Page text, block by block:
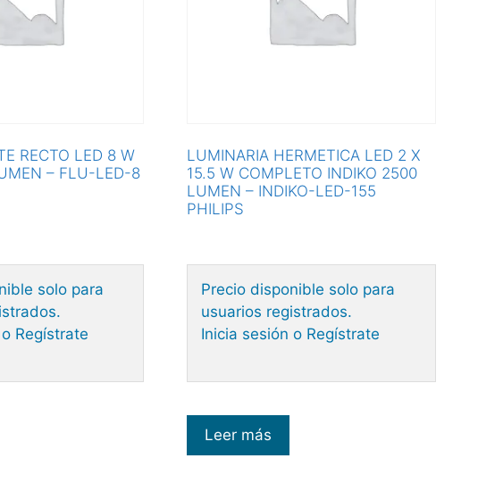
RECTO LED 8 W
– FLU-LED-8
solo para
Regístrate
LUMINARIA HERMETICA LED 2 X
15.5 W COMPLETO INDIKO 2500
LUMEN – INDIKO-LED-155
PHILIPS
Precio disponible solo para
usuarios registrados.
Inicia sesión o Regístrate
Leer más